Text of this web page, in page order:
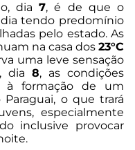
dia7, é de que o
tendo predomínio
pelo estado. As
na casa dos 23°C
uma leve sensação
dia 8, as condições
à formação de um
o que trará
especialmente
inclusive provocar